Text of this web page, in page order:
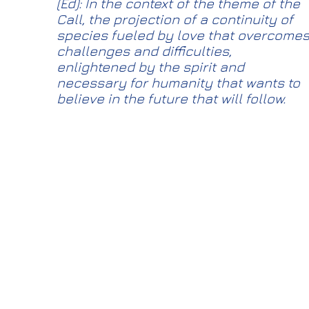
Call, the projection of a continuity of
species fueled by love that overcomes
challenges and difficulties,
enlightened by the spirit and
necessary for humanity that wants to
believe in the future that will follow.